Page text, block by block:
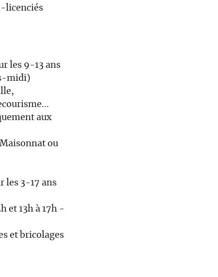
licenciés
les 9-13 ans
midi)
aux
ou
les 3-17 ans
et 13h à 17h -
et bricolages